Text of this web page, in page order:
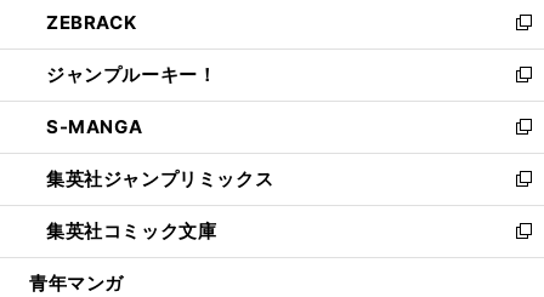
く
で
開
く
ド
ウ
で
開
く
ィ
ン
ド
ウ
で
開
く
い
ウ
ィ
ン
ド
ウ
で
開
く
ZEBRACK
新
し
い
ウ
ィ
ン
ド
ウ
で
開
ジャンプルーキー！
新
し
い
ウ
ィ
ン
ド
ウ
S-MANGA
新
し
い
ウ
ィ
ン
集英社ジャンプリミックス
新
し
い
ウ
集英社コミック文庫
新
し
青年マンガ